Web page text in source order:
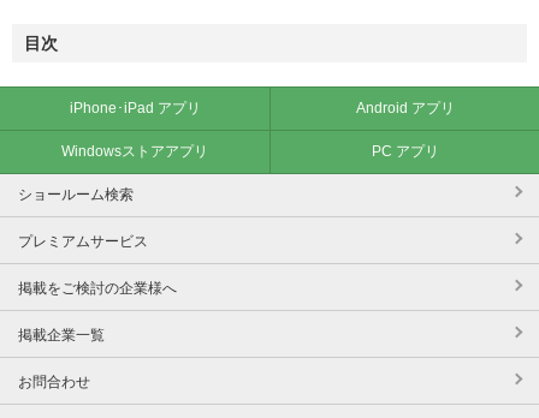
目次
iPhone･iPad アプリ Android アプリ
Windowsストアアプリ PC アプリ
ショールーム検索
プレミアムサービス
掲載をご検討の企業様へ
掲載企業一覧
お問合わせ